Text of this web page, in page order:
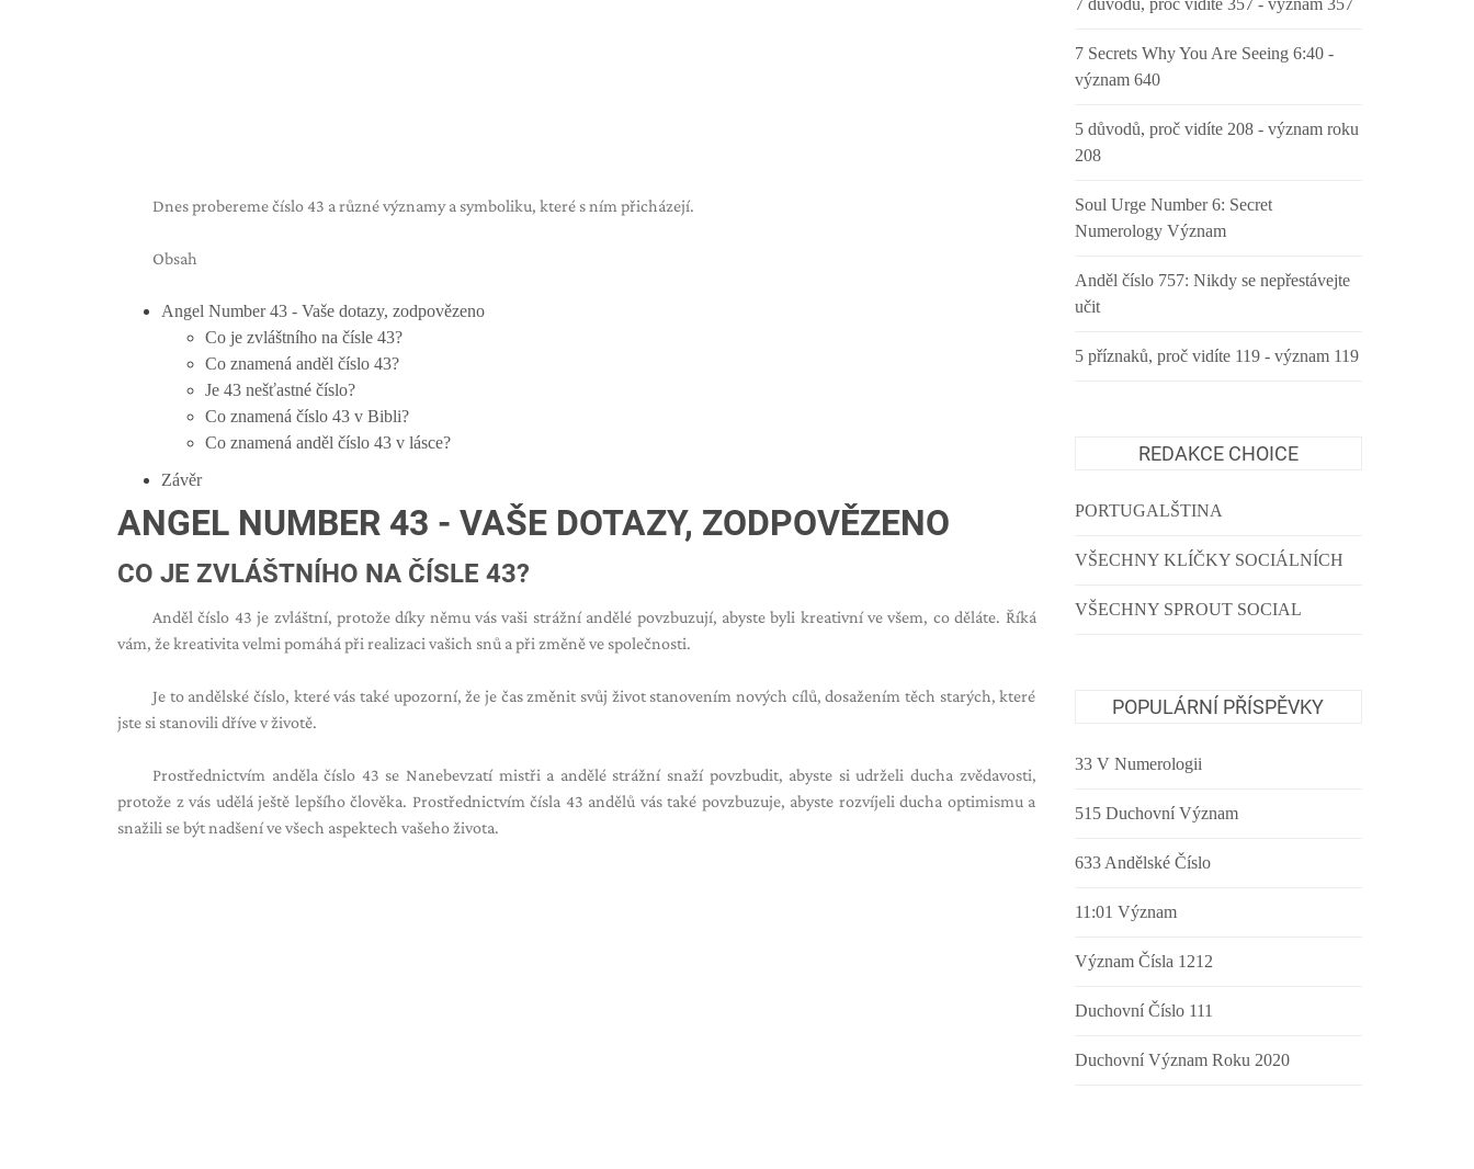
Dnes probereme číslo 43 a různé významy a symboliku, které s ním přicházejí.
Obsah
Angel Number 43 - Vaše dotazy, zodpovězeno
Co je zvláštního na čísle 43?
Co znamená anděl číslo 43?
Je 43 nešťastné číslo?
Co znamená číslo 43 v Bibli?
Co znamená anděl číslo 43 v lásce?
Závěr
ANGEL NUMBER 43 - VAŠE DOTAZY, ZODPOVĚZENO
CO JE ZVLÁŠTNÍHO NA ČÍSLE 43?
Anděl číslo 43 je zvláštní, protože díky němu vás vaši strážní andělé povzbuzují, abyste byli kreativní ve všem, co děláte. Říká
vám, že kreativita velmi pomáhá při realizaci vašich snů a při změně ve společnosti.
Je to andělské číslo, které vás také upozorní, že je čas změnit svůj život stanovením nových cílů, dosažením těch starých, které
jste si stanovili dříve v životě.
Prostřednictvím anděla číslo 43 se Nanebevzatí mistři a andělé strážní snaží povzbudit, abyste si udrželi ducha zvědavosti,
protože z vás udělá ještě lepšího člověka. Prostřednictvím čísla 43 andělů vás také povzbuzuje, abyste rozvíjeli ducha optimismu a
snažili se být nadšení ve všech aspektech vašeho života.
7 důvodů, proč vidíte 357 - význam 357
7 Secrets Why You Are Seeing 6:40 -
význam 640
5 důvodů, proč vidíte 208 - význam roku
208
Soul Urge Number 6: Secret
Numerology Význam
Anděl číslo 757: Nikdy se nepřestávejte
učit
5 příznaků, proč vidíte 119 - význam 119
REDAKCE CHOICE
PORTUGALŠTINA
VŠECHNY KLÍČKY SOCIÁLNÍCH
VŠECHNY SPROUT SOCIAL
POPULÁRNÍ PŘÍSPĚVKY
33 V Numerologii
515 Duchovní Význam
633 Andělské Číslo
11:01 Význam
Význam Čísla 1212
Duchovní Číslo 111
Duchovní Význam Roku 2020